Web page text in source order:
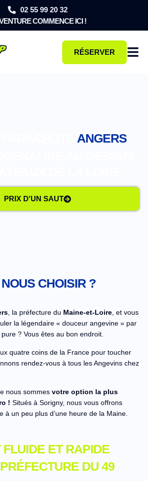
COMMENCE ICI !
02 55 99 20 32
RÉSERVER
ANGERS
PRIX D'UN SAUT
CHOISIR ?
, la préfecture du Maine-et-Loire, et vous
la légendaire « douceur angevine » par
? Vous êtes au bon endroit.
quatre coins de la France pour toucher
rendez-vous à tous les Angevins chez
nous sommes votre option la plus
! Situés à Sorigny, nous vous offrons
à un peu plus d’une heure de la Maine.
ET RAPIDE
DU 49